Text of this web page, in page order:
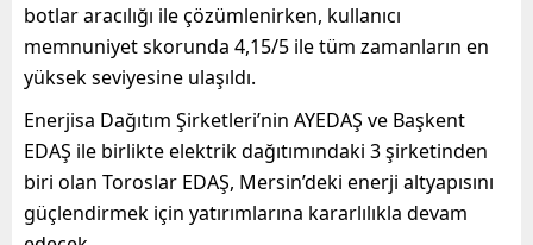
botlar aracılığı ile çözümlenirken, kullanıcı
memnuniyet skorunda 4,15/5 ile tüm zamanların en
yüksek seviyesine ulaşıldı.
Enerjisa Dağıtım Şirketleri’nin AYEDAŞ ve Başkent
EDAŞ ile birlikte elektrik dağıtımındaki 3 şirketinden
biri olan Toroslar EDAŞ, Mersin’deki enerji altyapısını
güçlendirmek için yatırımlarına kararlılıkla devam